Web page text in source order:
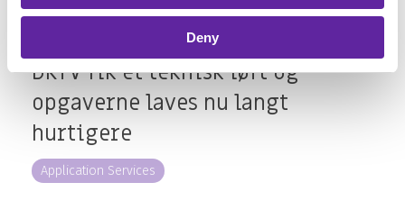
Deny
DKTV fik et teknisk løft og
opgaverne laves nu langt
hurtigere
Application Services